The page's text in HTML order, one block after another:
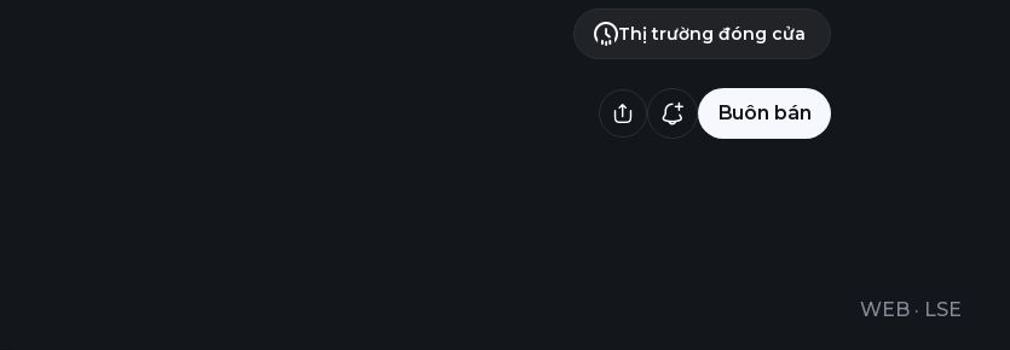
Buôn bán
WEB · LSE
Thị trường đóng cửa